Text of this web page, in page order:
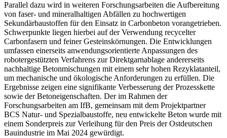
Parallel dazu wird in weiteren Forschungsarbeiten die Aufbereitung
von faser- und mineralhaltigen Abfällen zu hochwertigen
Sekundärbaustoffen für den Einsatz in Carbonbeton vorangetrieben.
Schwerpunkte liegen hierbei auf der Verwendung recycelter
Carbonfasern und feiner Gesteinskörnungen. Die Entwicklungen
umfassen einerseits anwendungsorientierte Anpassungen des
robotergestützten Verfahrens zur Direktgarnablage andererseits
nachhaltige Betonmischungen mit einem sehr hohen Rezyklatanteil,
um mechanische und ökologische Anforderungen zu erfüllen. Die
Ergebnisse zeigen eine signifikante Verbesserung der Prozesskette
sowie der Betoneigenschaften. Der im Rahmen der
Forschungsarbeiten am IfB, gemeinsam mit dem Projektpartner
BCS Natur- und Spezialbaustoffe, neu entwickelte Beton wurde mit
einem Sonderpreis zur Verleihung für den Preis der Ostdeutschen
Bauindustrie im Mai 2024 gewürdigt.